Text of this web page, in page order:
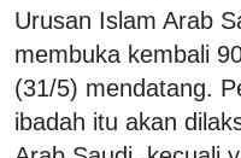
Urusan Islam Arab
membuka kembali
(31/5) mendatang.
ibadah itu akan